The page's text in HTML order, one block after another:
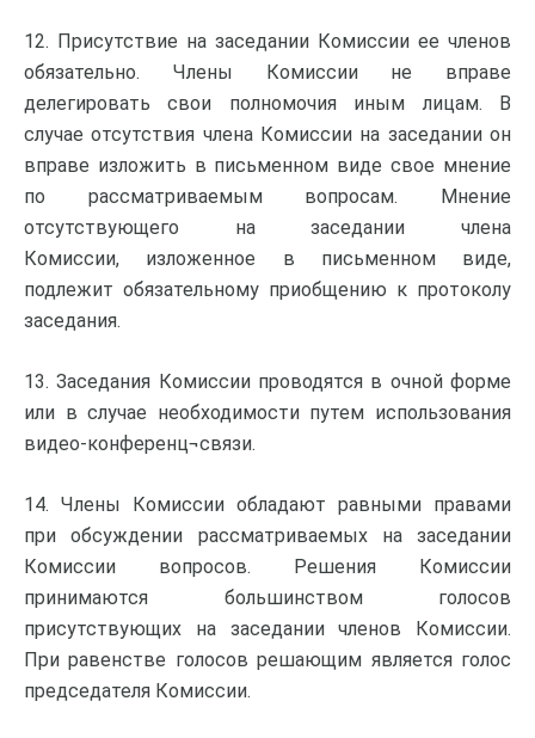
12. Присутствие на заседании Комиссии ее членов
обязательно. Члены Комиссии не вправе
делегировать свои полномочия иным лицам. В
случае отсутствия члена Комиссии на заседании он
вправе изложить в письменном виде свое мнение
по рассматриваемым вопросам. Мнение
отсутствующего на заседании члена
Комиссии, изложенное в письменном виде,
подлежит обязательному приобщению к протоколу
заседания.
13. Заседания Комиссии проводятся в очной форме
или в случае необходимости путем использования
видео-конференц¬связи.
14. Члены Комиссии обладают равными правами
при обсуждении рассматриваемых на заседании
Комиссии вопросов. Решения Комиссии
принимаются большинством голосов
присутствующих на заседании членов Комиссии.
При равенстве голосов решающим является голос
председателя Комиссии.